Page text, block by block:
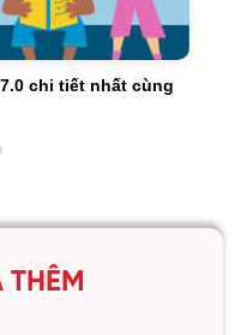
chi tiết nhất cùng
THÊM